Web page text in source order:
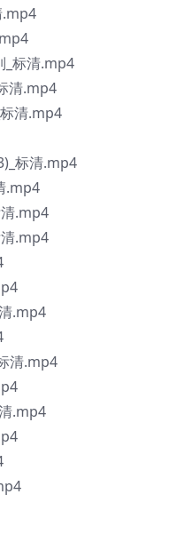
.mp4
_标清.mp4
清.mp4
清.mp4
标清.mp4
.mp4
清.mp4
清.mp4
.mp4
清.mp4
.mp4